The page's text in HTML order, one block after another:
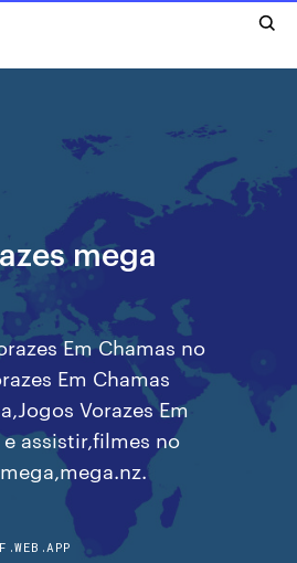
mega
Em Chamas no
Em Chamas
Vorazes Em
assistir,filmes no